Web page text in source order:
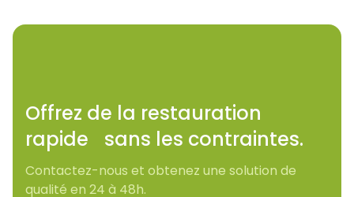
Offrez de la restauration
rapide sans les contraintes.
Contactez-nous et obtenez une solution de
qualité en 24 à 48h.